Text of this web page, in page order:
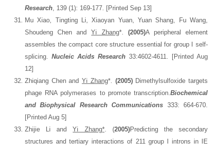
Research, 139 (1): 169-177. [Printed Sep 13]
Mu Xiao, Tingting Li, Xiaoyan Yuan, Yuan Shang, Fu Wang,
Shoudeng Chen andYi Zhang*. (2005)A peripheral element
assembles the compact core structure essential for group I self-
splicing. Nucleic Acids Research 33:4602-4611. [Printed Aug
12]
Zhiqiang Chen andYi Zhang*. (2005) Dimethylsulfoxide targets
phage RNA polymerases to promote transcription.Biochemical
and Biophysical Research Communications 333: 664-670.
[Printed Aug 5]
Zhijie Li andYi Zhang*. (2005)Predicting the secondary
structures and tertiary interactions of 211 group I introns in IE